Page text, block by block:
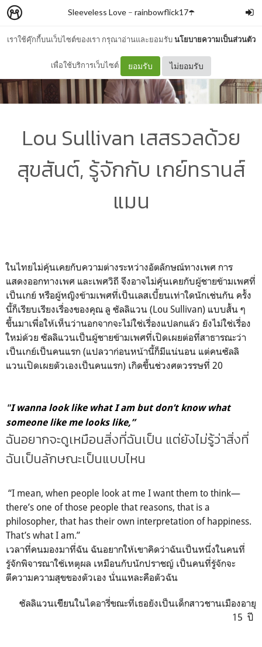
เราใช้คุ๊กกี้บนเว็บไซต์ของเรา กรุณาอ่านและยอมรับนโยบายความเป็นส่วนตัว
เพื่อใช้บริการเว็บไซต์ ยอมรับ ไม่ยอมรับ
Sleeveless Love– rainbowflick17☂️
Lou Sullivan เสสรวลด้วย
สุขสันต์, รู้จักกับ เกย์ทรานส์
แมน
ในไทยไม่คุ้นเคยกับความต่างระหว่างอัตลักษณ์ทางเพศ การ
แสดงออกทางเพศ และเพศวิถี จึงอาจไม่คุ้นเคยกับผู้ชายข้ามเพศที่
เป็นเกย์ หรือผู้หญิงข้ามเพศที่เป็นเลสเบี้ยนเท่าใดนักเช่นกัน ครั้ง
นี้ก็เรียบเรียงเรื่องของคุณ ลู ซัลลิแวน (Lou Sullivan) แบบสั้น ๆ
ขึ้นมาเพื่อให้เห็นว่านอกจากจะไม่ใช่เรื่องแปลกแล้ว ยังไม่ใช่เรื่อง
ใหม่ด้วย ซัลลิแวนเป็นผู้ชายข้ามเพศที่เปิดเผยต่อที่สาธารณะว่า
เป็นเกย์เป็นคนแรก (แปลวาก่อนหน้านี้ก็มีแน่นอน แต่คนซัลลิ
แวนเปิดเผยตัวเองเป็นคนแรก) เกิดขึ้นช่วงศตวรรษที่ 20
"I wanna look like what I am but don’t know what
someone like me looks like,”
ฉันอยากจะดูเหมือนสิ่งที่ฉันเป็น แต่ยังไม่รู้ว่าสิ่งที่
ฉันเป็นลักษณะเป็นแบบไหน
“I mean, when people look at me I want them to think—
there’s one of those people that reasons, that is a
philosopher, that has their own interpretation of happiness.
That’s what I am.”
เวลาที่คนมองมาที่ฉัน ฉันอยากให้เขาคิดว่าฉันเป็นหนึ่งในคนที่
รู้จักพิจารณาใช้เหตุผล เหมือนกับนักปราชญ์ เป็นคนที่รู้จักจะ
ตีความความสุขของตัวเอง นั่นแหละคือตัวฉัน
ซัลลิแวนเขีียนในไดอารี่ขณะที่เธอยังเป็นเด็กสาวชานเมืองอายุ
15 ปี